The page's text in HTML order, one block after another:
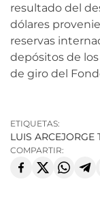
resultado del
dólares
reservas
depósitos de
de giro del
ETIQUETAS:
LUIS ARCEJORGE
COMPARTIR: